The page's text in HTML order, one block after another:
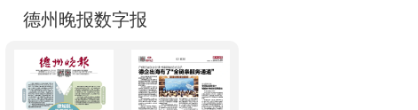
德州晚报数字报